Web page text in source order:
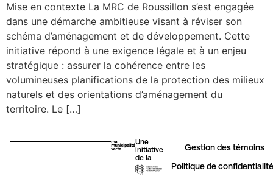
Érosion côtière
Urbanisme
Autres initiatives vertes
Mise en contexte La MRC de Roussillon s’est engagée
dans une démarche ambitieuse visant à réviser son
schéma d’aménagement et de développement. Cette
initiative répond à une exigence légale et à un enjeu
stratégique : assurer la cohérence entre les
volumineuses planifications de la protection des milieux
naturels et des orientations d’aménagement du
territoire. Le […]
Une
initiative
de la
Gestion des témoins​
Politique de confidentialité